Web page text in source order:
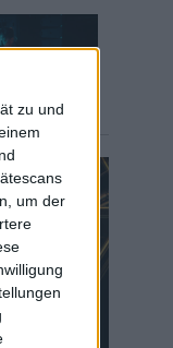
zu und
um der